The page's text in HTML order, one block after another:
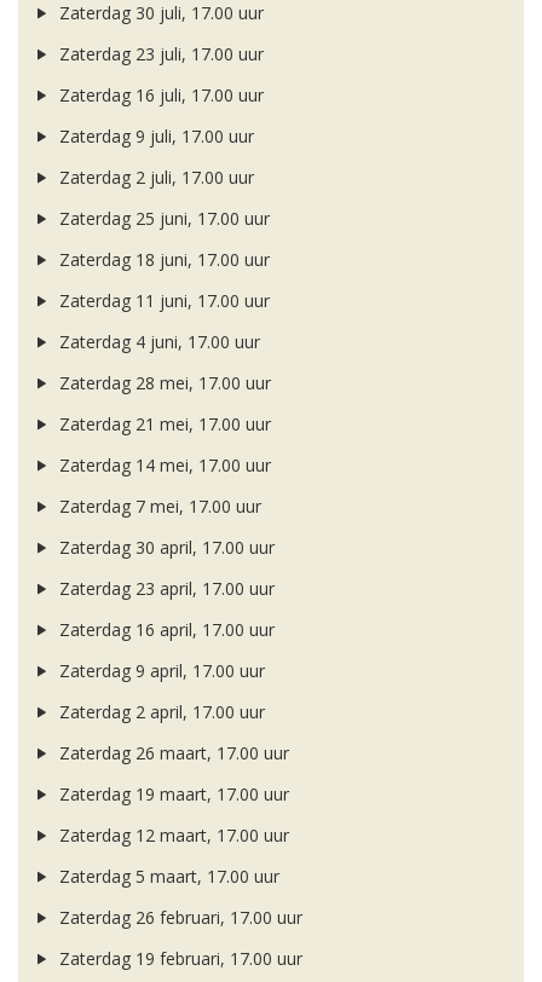
Zaterdag 30 juli, 17.00 uur
Zaterdag 23 juli, 17.00 uur
Zaterdag 16 juli, 17.00 uur
Zaterdag 9 juli, 17.00 uur
Zaterdag 2 juli, 17.00 uur
Zaterdag 25 juni, 17.00 uur
Zaterdag 18 juni, 17.00 uur
Zaterdag 11 juni, 17.00 uur
Zaterdag 4 juni, 17.00 uur
Zaterdag 28 mei, 17.00 uur
Zaterdag 21 mei, 17.00 uur
Zaterdag 14 mei, 17.00 uur
Zaterdag 7 mei, 17.00 uur
Zaterdag 30 april, 17.00 uur
Zaterdag 23 april, 17.00 uur
Zaterdag 16 april, 17.00 uur
Zaterdag 9 april, 17.00 uur
Zaterdag 2 april, 17.00 uur
Zaterdag 26 maart, 17.00 uur
Zaterdag 19 maart, 17.00 uur
Zaterdag 12 maart, 17.00 uur
Zaterdag 5 maart, 17.00 uur
Zaterdag 26 februari, 17.00 uur
Zaterdag 19 februari, 17.00 uur